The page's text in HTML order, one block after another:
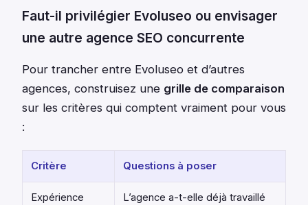
Faut-il privilégier Evoluseo ou envisager
une autre agence SEO concurrente
Pour trancher entre Evoluseo et d’autres
agences, construisez une grille de comparaison
sur les critères qui comptent vraiment pour vous
:
Critère Questions à poser
Expérience
L’agence a-t-elle déjà travaillé